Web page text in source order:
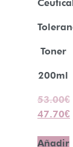
Toner
200ml
53.00€
47.70€
Añadir